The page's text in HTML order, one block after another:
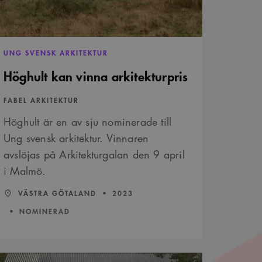
UNG SVENSK ARKITEKTUR
Höghult kan vinna arkitekturpris
FABEL ARKITEKTUR
Höghult är en av sju nominerade till
Ung svensk arkitektur. Vinnaren
avslöjas på Arkitekturgalan den 9 april
i Malmö.
LÄN::
VÄSTRA GÖTALAND ÅR:
2023
NOMINERAD
och kampanjdata för
ett slumpmässigt 13-
sekretessval för
om besökarens
ett slumpmässigt 13-
för
om
av Youtube-
ett slumpmässigt 13-
är fördelaktigt för
webbplats.